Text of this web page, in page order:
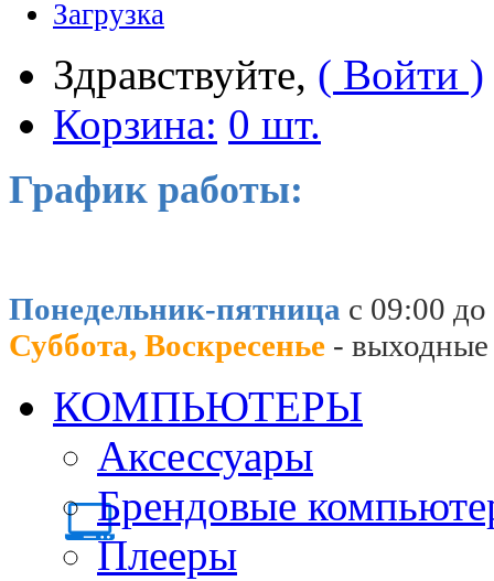
Загрузка
Здравствуйте, ( Войти )
Корзина: 0 шт.
График работы:
Понедельник-пятница с 09:00
Суббота, Воскресенье - выходные
КОМПЬЮТЕРЫ
Аксессуары
Брендовые
Плееры